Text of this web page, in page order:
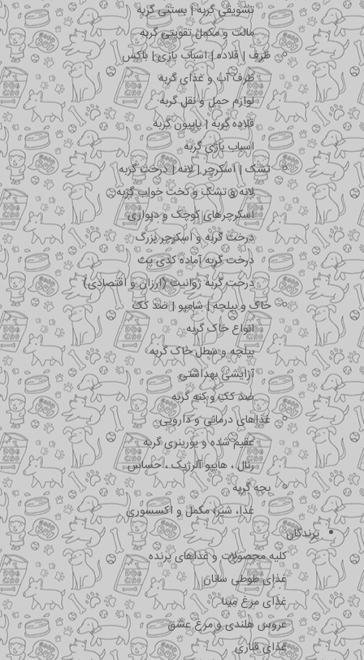
تشویقی گربه | بستنی گربه
مالت و مکمل تقویتی گربه
ظرف | قلاده | اسباب بازی | باکس
ظرف آب و غذای گربه
لوازم حمل و نقل گربه
قلاده گربه | پاپیون گربه
اسباب بازی گربه
تشک | اسکرچر | لانه | درخت گربه
لانه و تشک و تخت خواب گربه
اسکرچرهای کوچک و دیواری
درخت گربه و اسکرچر بزرگ
درخت گربه آماده کدی پت
درخت گربه ژوانیت (ارزان و اقتصادی)
خاک و بیلچه | شامپو | ضد کک
انواع خاک گربه
بیلچه و سطل خاک گربه
آرایشی بهداشتی
ضد کک و کنه گربه
غذاهای درمانی و دارویی
عقیم شده و یورینری گربه
رنال ، هایپو آلرژیک ، حساس
بچه گربه
غذا، شیر، مکمل و اکسسوری
پرندگان
کلیه محصولات و غذاهای پرنده
غذای طوطی سانان
غذای مرغ مینا
عروس هلندی و مرغ عشق
غذای قناری